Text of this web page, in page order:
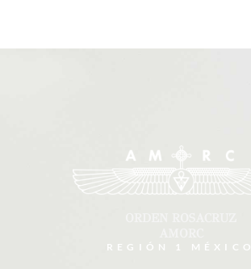
REGIÓN 1 MÉXICO